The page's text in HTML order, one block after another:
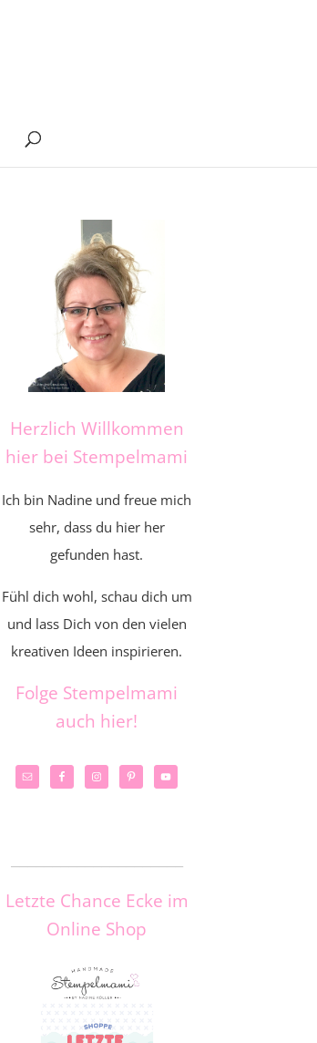
Herzlich Willkommen
hier bei Stempelmami
Ich bin Nadine und freue mich
sehr, dass du hier her
gefunden hast.
Fühl dich wohl, schau dich um
und lass Dich von den vielen
kreativen Ideen inspirieren.
Folge Stempelmami
auch hier!
Letzte Chance Ecke im
Online Shop